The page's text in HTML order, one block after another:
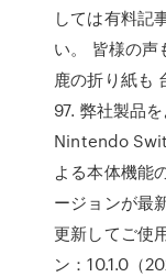
しては有料記
い。 皆様の声
鹿の折り紙も
97. 弊社製品
Nintendo
よる本体機能
ージョンが最
更新してご使
ン：10.1.0（